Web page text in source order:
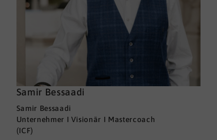
Samir Bessaadi
Samir Bessaadi
Unternehmer I Visionär I Mastercoach
(ICF)